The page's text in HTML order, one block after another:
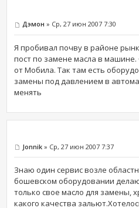
Дэмон » Ср, 27 июн 2007 7:30
Я пробивал почву в районе
пост по замене масла в
от Мобила. Так там есть
замены под давлением в
менять
Jonnik » Ср, 27 июн 2007 7:37
Знаю один сервис возле
бошевском оборудовании
только свое масло для замены,
какого качества